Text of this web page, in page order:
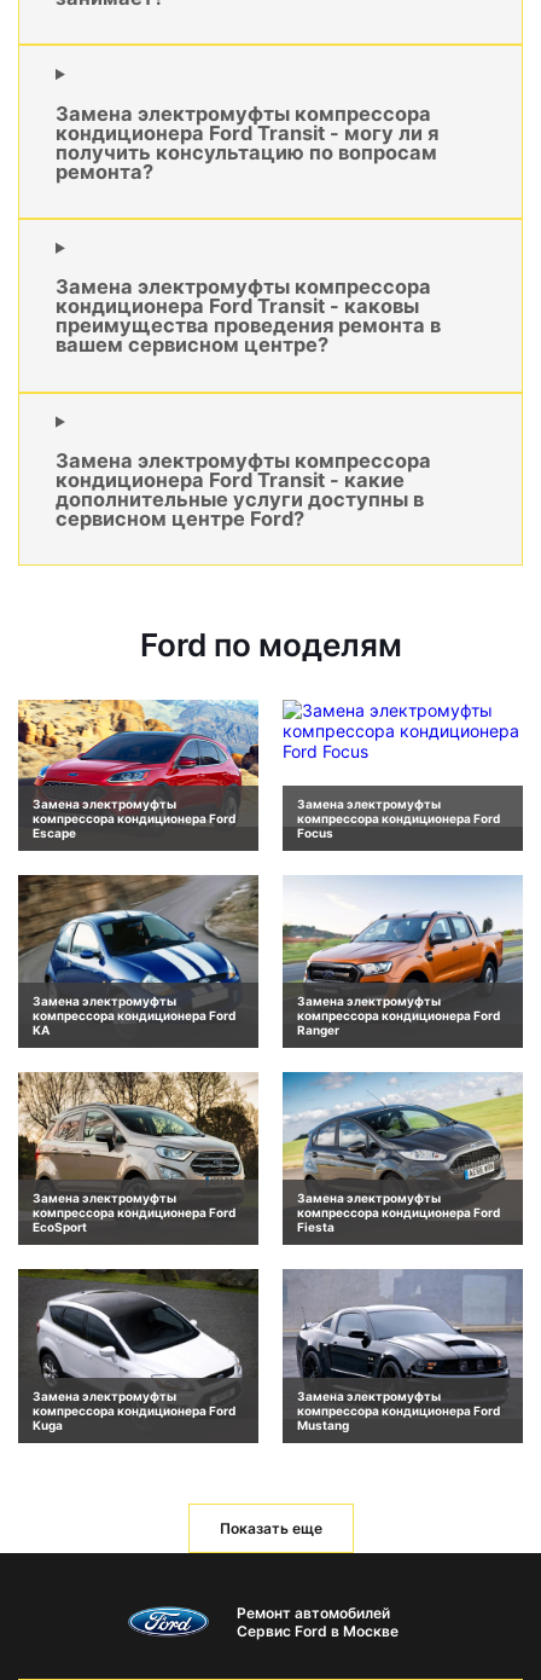
Замена электромуфты компрессора
кондиционера Ford Transit - могу ли я
получить консультацию по вопросам
ремонта?
Замена электромуфты компрессора
кондиционера Ford Transit - каковы
преимущества проведения ремонта в
вашем сервисном центре?
Замена электромуфты компрессора
кондиционера Ford Transit - какие
дополнительные услуги доступны в
сервисном центре Ford?
Ford по моделям
Замена электромуфты
компрессора кондиционера Ford
Escape
Замена электромуфты
компрессора кондиционера Ford
Focus
Замена электромуфты
компрессора кондиционера Ford
KA
Замена электромуфты
компрессора кондиционера Ford
Ranger
Замена электромуфты
компрессора кондиционера Ford
EcoSport
Замена электромуфты
компрессора кондиционера Ford
Fiesta
Замена электромуфты
компрессора кондиционера Ford
Kuga
Замена электромуфты
компрессора кондиционера Ford
Mustang
Показать еще
Ремонт автомобилей
Сервис Ford в Москве